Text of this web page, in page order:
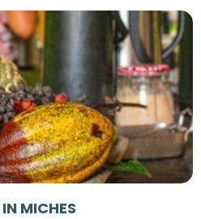
MICHES